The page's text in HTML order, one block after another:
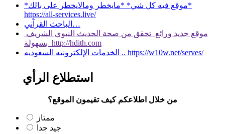
*موقع فيه كل شي* *مايخطر ومالايخطر على بالك*
https://all-services.live/
الباحث القرآني…
موقع جديد ورائع تحقق من صحة الحديث النبوي الشريف
بسهولة http://hdith.com
الخدمات الإلكترونيه السعوديه .. https://w10w.net/serves/
استطلاع الرأي
من خلال اطلاعكم كيف تقيمون الموقع؟
ممتاز
جيد جدا